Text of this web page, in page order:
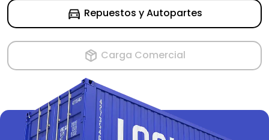
Repuestos y Autopartes
Carga Comercial